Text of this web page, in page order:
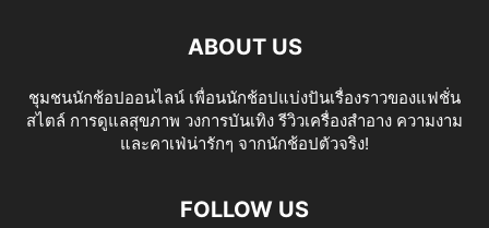
ABOUT US
ชุมชนนักช้อปออนไลน์ เพื่อนนักช้อปแบ่งปันเรื่องราวของแฟชั่น
สไตล์ การดูแลสุขภาพ วงการบันเทิง รีวิวเครื่องสำอาง ความงาม
และคาเฟ่น่ารักๆ จากนักช้อปตัวจริง!
FOLLOW US